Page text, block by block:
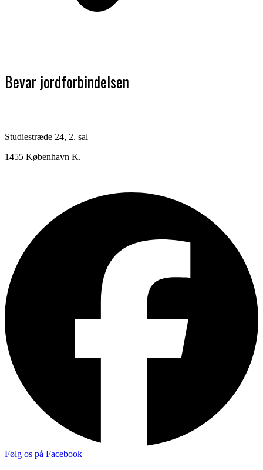
Bevar jordforbindelsen
Studiestræde 24, 2. sal
1455 København K.
Følg os på Facebook